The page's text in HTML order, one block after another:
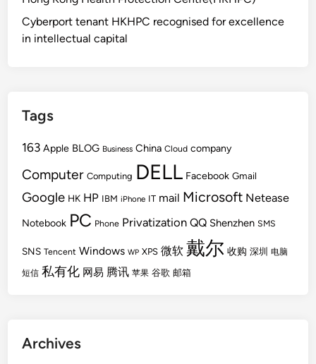
Cyberport tenant HKHPC recognised for excellence
in intellectual capital
Tags
163 Apple BLOG Business China Cloud company
Computer Computing DELL Facebook Gmail
Google HK HP IBM iPhone IT mail Microsoft Netease
Notebook PC Phone Privatization QQ Shenzhen SMS
SNS Tencent Windows WP XPS 微软 戴尔 收购 深圳 电脑
短信 私有化 网易 腾讯 苹果 谷歌 邮箱
Archives